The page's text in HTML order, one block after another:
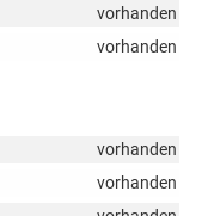
vorhanden
vorhanden
vorhanden
vorhanden